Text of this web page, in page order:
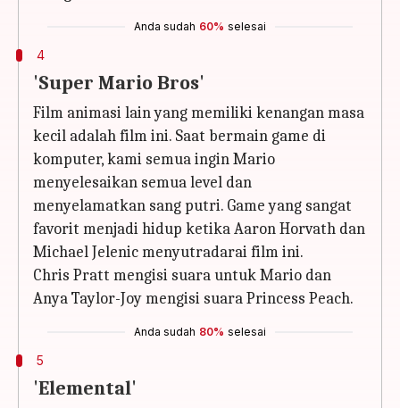
Anda sudah 60% selesai
4
'Super Mario Bros'
Film animasi lain yang memiliki kenangan masa
kecil adalah film ini. Saat bermain game di
komputer, kami semua ingin Mario
menyelesaikan semua level dan
menyelamatkan sang putri. Game yang sangat
favorit menjadi hidup ketika Aaron Horvath dan
Michael Jelenic menyutradarai film ini.
Chris Pratt mengisi suara untuk Mario dan
Anya Taylor-Joy mengisi suara Princess Peach.
Anda sudah 80% selesai
5
'Elemental'